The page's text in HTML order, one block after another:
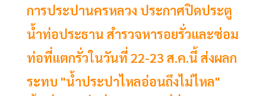
การประปานครหลวง ประกาศปิดประตู
น้ำท่อประธาน สำรวจหารอยรั่วและซ่อม
ท่อที่แตกรั่วในวันที่ 22-23 ส.ค.นี้ ส่งผลก
ระทบ "น้ำประปาไหลอ่อนถึงไม่ไหล"